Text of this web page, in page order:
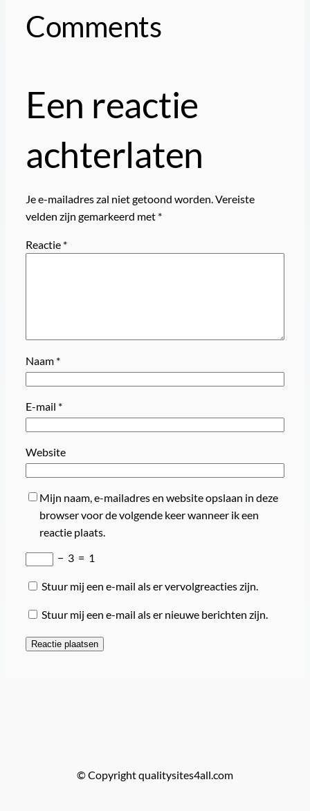
Comments
Een reactie
achterlaten
Je e-mailadres zal niet getoond worden.Vereiste
velden zijn gemarkeerd met *
Reactie *
Naam *
E-mail *
Website
Mijn naam, e-mailadres en website opslaan in deze
browser voor de volgende keer wanneer ik een
reactie plaats.
− 3 = 1
Stuur mij een e-mail als er vervolgreacties zijn.
Stuur mij een e-mail als er nieuwe berichten zijn.
© Copyright qualitysites4all.com